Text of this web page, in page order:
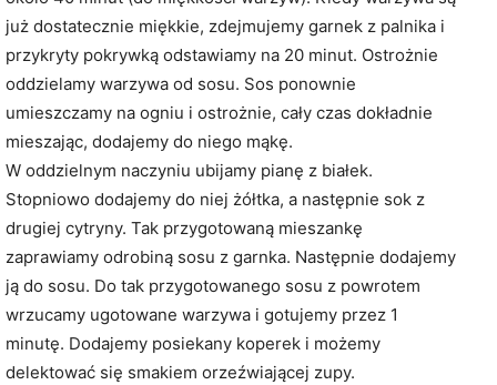
już dostatecznie miękkie, zdejmujemy garnek z palnika i
przykryty pokrywką odstawiamy na 20 minut. Ostrożnie
oddzielamy warzywa od sosu. Sos ponownie
umieszczamy na ogniu i ostrożnie, cały czas dokładnie
mieszając, dodajemy do niego mąkę.
W oddzielnym naczyniu ubijamy pianę z białek.
Stopniowo dodajemy do niej żółtka, a następnie sok z
drugiej cytryny. Tak przygotowaną mieszankę
zaprawiamy odrobiną sosu z garnka. Następnie dodajemy
ją do sosu. Do tak przygotowanego sosu z powrotem
wrzucamy ugotowane warzywa i gotujemy przez 1
minutę. Dodajemy posiekany koperek i możemy
delektować się smakiem orzeźwiającej zupy.